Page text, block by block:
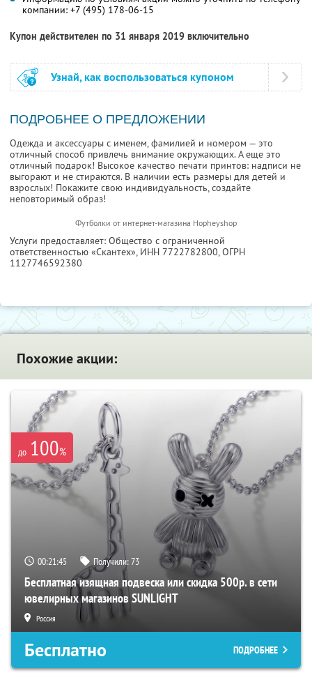
компании: +7 (495) 178-06-15
Купон действителен по 31 января 2019 включительно
Узнай, как воспользоваться купоном
ПОДРОБНЕЕ О ПРЕДЛОЖЕНИИ
Одежда и аксессуары с именем, фамилией и номером — это
отличный способ привлечь внимание окружающих. А еще это
отличный подарок! Высокое качество печати принтов: надписи не
выгорают и не стираются. В наличии есть размеры для детей и
взрослых! Покажите свою индивидуальность, создайте
неповторимый образ!
Футболки от интернет-магазина Hopheyshop
Услуги предоставляет: Общество с ограниченной
ответственностью «Скантех», ИНН 7722782800, ОГРН
1127746592380
Похожие акции:
до 100%
00:21:45 Получили:73
Бесплатная изящная подвеска или скидка 500р. в сети
ювелирных магазинов SUNLIGHT
Россия
Бесплатно ПОДРОБНЕЕ